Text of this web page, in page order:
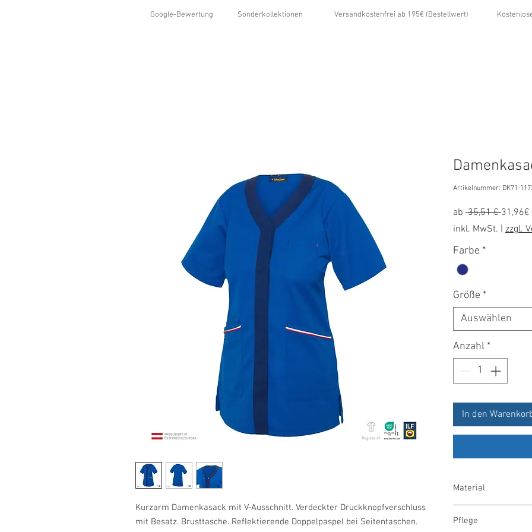
Google-Bewertung Sonderkollektionen Versandkostenfrei ab 195€ (Bestellwert)
Kurzarm Damenkasack mit V-Ausschnitt. Verdeckter Druckknopfverschluss
mit Besatz. Brusttasche. Reflektierende Doppelpaspel bei Seitentaschen.
Artikelnummer: DK71-
ab 35,51 € 31,96€
inkl. MwSt. zzgl.
Farbe *
Größe *
Auswählen
Anzahl *
In den
Material
Pflege